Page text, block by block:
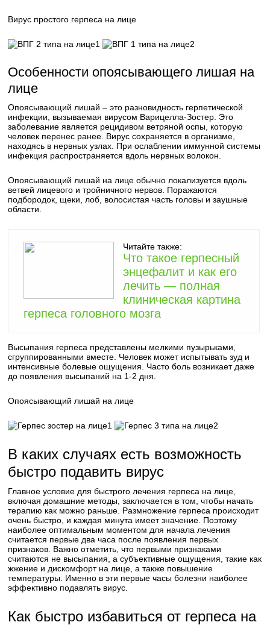
Вирус простого герпеса на лице
1 2
Особенности опоясывающего лишая на
лице
Опоясывающий лишай – это разновидность герпетической
инфекции, вызываемая вирусом Варицелла-Зостер. Это
заболевание является рецидивом ветряной оспы, которую
человек перенес ранее. Вирус сохраняется в организме,
находясь в нервных узлах. При ослаблении иммунной системы
инфекция распространяется вдоль нервных волокон.
Опоясывающий лишай на лице обычно локализуется вдоль
ветвей лицевого и тройничного нервов. Поражаются
подбородок, щеки, лоб, волосистая часть головы и заушные
области.
Читайте также:
Что такое герпесный
энцефалит и как его
лечить — полная
клиническая картина
герпеса головного мозга
Высыпания герпеса представлены мелкими пузырьками,
сгруппированными вместе. Человек может испытывать зуд и
интенсивные болевые ощущения. Часто боль возникает даже
до появления высыпаний на 1-2 дня.
Опоясывающий лишай на лице
1 2
В каких случаях есть возможность
быстро подавить вирус
Главное условие для быстрого лечения герпеса на лице,
включая домашние методы, заключается в том, чтобы начать
терапию как можно раньше. Размножение герпеса происходит
очень быстро, и каждая минута имеет значение. Поэтому
наиболее оптимальным моментом для начала лечения
считается первые два часа после появления первых
признаков. Важно отметить, что первыми признаками
считаются не высыпания, а субъективные ощущения, такие как
жжение и дискомфорт на лице, а также повышение
температуры. Именно в эти первые часы болезни наиболее
эффективно подавлять вирус.
Как быстро избавиться от герпеса на